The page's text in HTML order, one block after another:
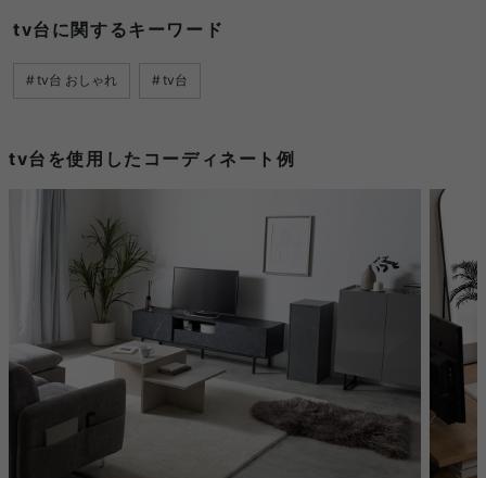
tv台に関するキーワード
tv台 おしゃれ tv台
tv台を使用したコーディネート例